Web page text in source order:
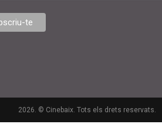
2026. © Cinebaix. Tots els drets reservats.